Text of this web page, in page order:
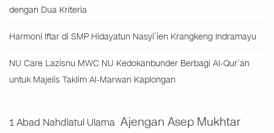
dengan Dua Kriteria
Harmoni Iftar di SMP Hidayatun Nasyi’ien Krangkeng Indramayu
NU Care Lazisnu MWC NU Kedokanbunder Berbagi Al-Qur’an
untuk Majelis Taklim Al-Marwan Kaplongan
1 Abad Nahdlatul Ulama Ajengan Asep Mukhtar